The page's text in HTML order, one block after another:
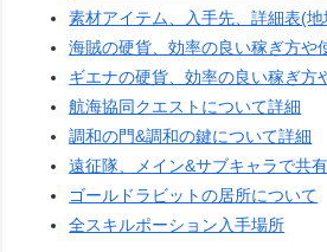
素材アイテム、入手先、詳細表(
海賊の硬貨、効率の良い稼ぎ方や
ギエナの硬貨、効率の良い稼ぎ方
航海協同クエストについて詳細
調和の門&調和の鍵について詳細
遠征隊、メイン&サブキャラで共
ゴールドラビットの居所について
全スキルポーション入手場所